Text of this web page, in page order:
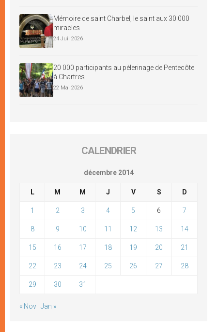
Mémoire de saint Charbel, le saint aux 30 000
miracles
24 Juil 2026
20 000 participants au pèlerinage de Pentecôte
à Chartres
22 Mai 2026
CALENDRIER
décembre 2014
L M M J V S D
1 2 3 4 5 6 7
8 9 10 11 12 13 14
15 16 17 18 19 20 21
22 23 24 25 26 27 28
29 30 31
« Nov Jan »